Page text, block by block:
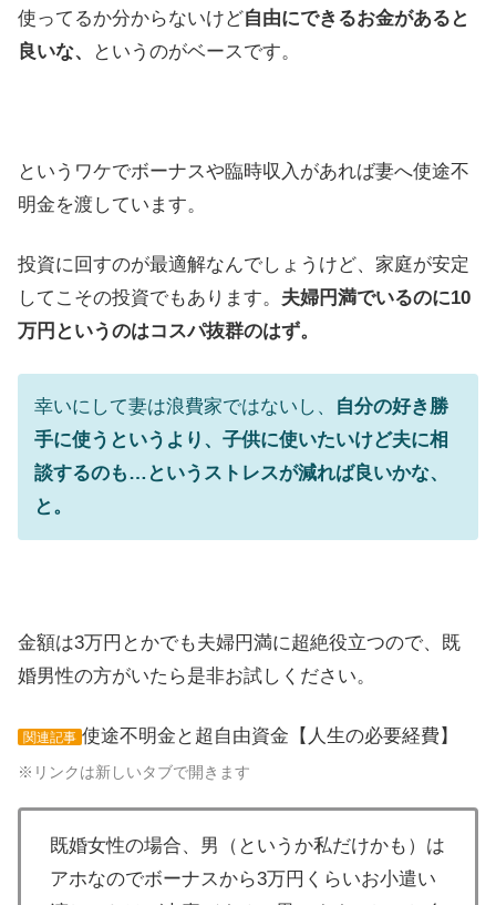
使ってるか分からないけど自由にできるお金があると
良いな、
というのがベースです。
というワケでボーナスや臨時収入があれば妻へ使途不
明金を渡しています。
投資に回すのが最適解なんでしょうけど、家庭が安定
してこその投資でもあります。 夫婦円満でいるのに10
万円というのはコスパ抜群のはず。
幸いにして妻は浪費家ではないし、
自分の好き勝
手に使うというより、子供に使いたいけど夫に相
談するのも…というストレスが減れば良いかな、
と。
金額は3万円とかでも夫婦円満に超絶役立つので、既
婚男性の方がいたら是非お試しください。
関連記事 使途不明金と超自由資金【人生の必要経費】
※リンクは新しいタブで開きます
既婚女性の場合、男（というか私だけかも）は
アホなのでボーナスから3万円くらいお小遣い